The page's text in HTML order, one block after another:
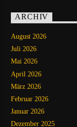
ARCHIV
August 2026
Juli 2026
Mai 2026
April 2026
März 2026
Februar 2026
Januar 2026
Dezember 2025